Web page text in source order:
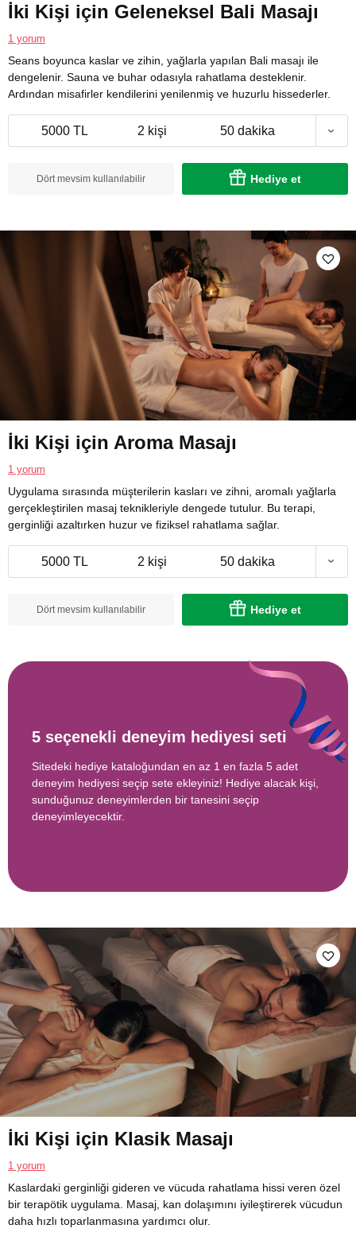
İki Kişi için Geleneksel Bali Masajı
1 yorum
Seans boyunca kaslar ve zihin, yağlarla yapılan Bali masajı ile
dengelenir. Sauna ve buhar odasıyla rahatlama desteklenir.
Ardından misafirler kendilerini yenilenmiş ve huzurlu hissederler.
5000 TL 2 kişi 50 dakika
Dört mevsim kullanılabilir Hediye et
İki Kişi için Aroma Masajı
1 yorum
Uygulama sırasında müşterilerin kasları ve zihni, aromalı yağlarla
gerçekleştirilen masaj teknikleriyle dengede tutulur. Bu terapi,
gerginliği azaltırken huzur ve fiziksel rahatlama sağlar.
5000 TL 2 kişi 50 dakika
Dört mevsim kullanılabilir Hediye et
5 seçenekli deneyim hediyesi seti
Sitedeki hediye kataloğundan en az 1 en fazla 5 adet
deneyim hediyesi seçip sete ekleyiniz! Hediye alacak kişi,
sunduğunuz deneyimlerden bir tanesini seçip
deneyimleyecektir.
İki Kişi için Klasik Masajı
1 yorum
Kaslardaki gerginliği gideren ve vücuda rahatlama hissi veren özel
bir terapötik uygulama. Masaj, kan dolaşımını iyileştirerek vücudun
daha hızlı toparlanmasına yardımcı olur.